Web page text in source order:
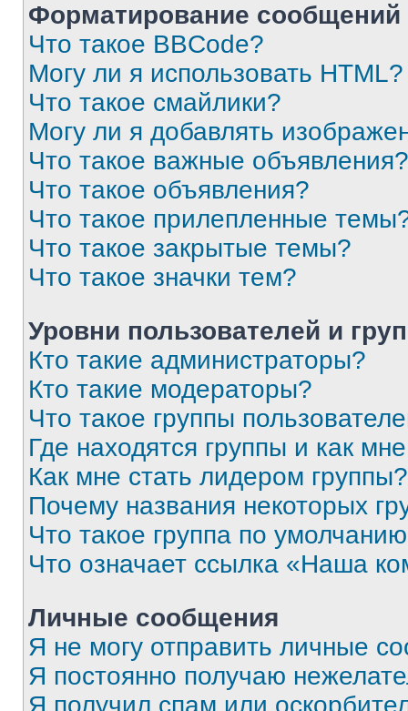
Форматирование
Что такое BBCode?
Могу ли я использовать HTML?
Что такое смайлики?
Могу ли я добавлять
Что такое важные объявления?
Что такое объявления?
Что такое прилепленные
Что такое закрытые темы?
Что такое значки тем?
Уровни пользователей и
Кто такие администраторы?
Кто такие модераторы?
Что такое группы
Где находятся группы и как
Как мне стать лидером группы?
Почему названия некоторых
Что такое группа по
Что означает ссылка «Наша
Личные сообщения
Я не могу отправить личные
Я постоянно получаю
Я получил спам или